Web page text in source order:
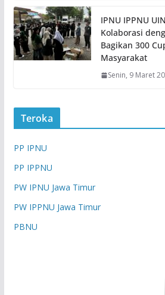
IPNU IPPNU
Kolaborasi
Bagikan 300
Masyarakat
Senin, 9 Maret
Teroka
PP IPNU
PP IPPNU
PW IPNU Jawa Timur
PW IPPNU Jawa Timur
PBNU